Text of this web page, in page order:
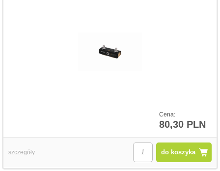
Cena:
80,30 PLN
do koszyka
szczegóły